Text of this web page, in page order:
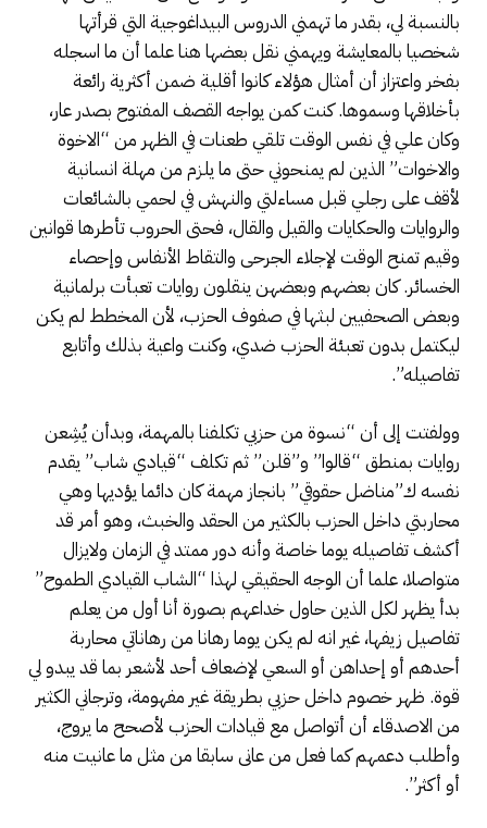
بالنسبة لي، بقدر ما تهمني الدروس البيداغوجية التي قرأتها
شخصيا بالمعايشة ويهمني نقل بعضها هنا علما أن ما اسجله
بفخر واعتزاز أن أمثال هؤلاء كانوا أقلية ضمن أكثرية رائعة
بأخلاقها وسموها. كنت كمن يواجه القصف المفتوح بصدر عار،
وكان علي في نفس الوقت تلقي طعنات في الظهر من “الاخوة
والاخوات” الذين لم يمنحوني حتى ما يلزم من مهلة انسانية
لأقف على رجلي قبل مساءلتي والنهش في لحمي بالشائعات
والروايات والحكايات والقيل والقال، فحتى الحروب تأطرها قوانين
وقيم تمنح الوقت لإجلاء الجرحى والتقاط الأنفاس وإحصاء
الخسائر. كان بعضهم وبعضهن ينقلون روايات تعبأت برلمانية
وبعض الصحفيين لبثها في صفوف الحزب، لأن المخطط لم يكن
ليكتمل بدون تعبئة الحزب ضدي، وكنت واعية بذلك وأتابع
تفاصيله”.
وولفتت إلى أن “نسوة من حزبي تكلفنا بالمهمة، وبدأن يُشِعن
روايات بمنطق “قالوا” و”قلن” ثم تكلف “قيادي شاب” يقدم
نفسه ك”مناضل حقوقي” بانجاز مهمة كان دائما يؤديها وهي
محاربتي داخل الحزب بالكثير من الحقد والخبث، وهو أمر قد
أكشف تفاصيله يوما خاصة وأنه دور ممتد في الزمان ولايزال
متواصلا، علما أن الوجه الحقيقي لهذا “الشاب القيادي الطموح”
بدأ يظهر لكل الذين حاول خداعهم بصورة أنا أول من يعلم
تفاصيل زيفها، غير انه لم يكن يوما رهانا من رهاناتي محاربة
أحدهم أو إحداهن أو السعي لإضعاف أحد لأشعر بما قد يبدو لي
قوة. ظهر خصوم داخل حزبي بطريقة غير مفهومة، وترجاني الكثير
من الاصدقاء أن أتواصل مع قيادات الحزب لأصحح ما يروج،
وأطلب دعمهم كما فعل من عانى سابقا من مثل ما عانيت منه
أو أكثر”.